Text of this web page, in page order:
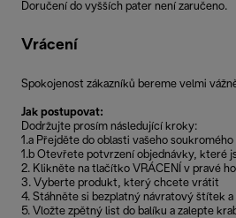
Doručení do vyšších pater není zaručeno.
Vrácení
Spokojenost zákazníků bereme velmi
Jak postupovat:
Dodržujte prosím následující kroky:
1.a Přejděte do oblasti vašeho
1.b Otevřete potvrzení objednávky, které
2. Klikněte na tlačítko VRÁCENÍ v pravé
3. Vyberte produkt, který chcete vrátit
4. Stáhněte si bezplatný návratový štítek
5. Vložte zpětný list do balíku a zalepte